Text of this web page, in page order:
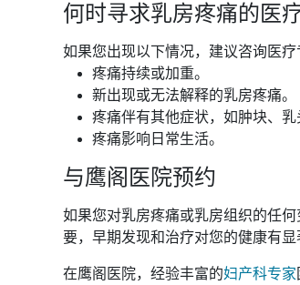
何时寻求乳房疼痛的医
如果您出现以下情况，建议咨询医疗
疼痛持续或加重。
新出现或无法解释的乳房疼痛。
疼痛伴有其他症状，如肿块、
疼痛影响日常生活。
与鹰阁医院预约
如果您对乳房疼痛或乳房组织的任
要，早期发现和治疗对您的健康有显
在鹰阁医院，经验丰富的妇产科专家